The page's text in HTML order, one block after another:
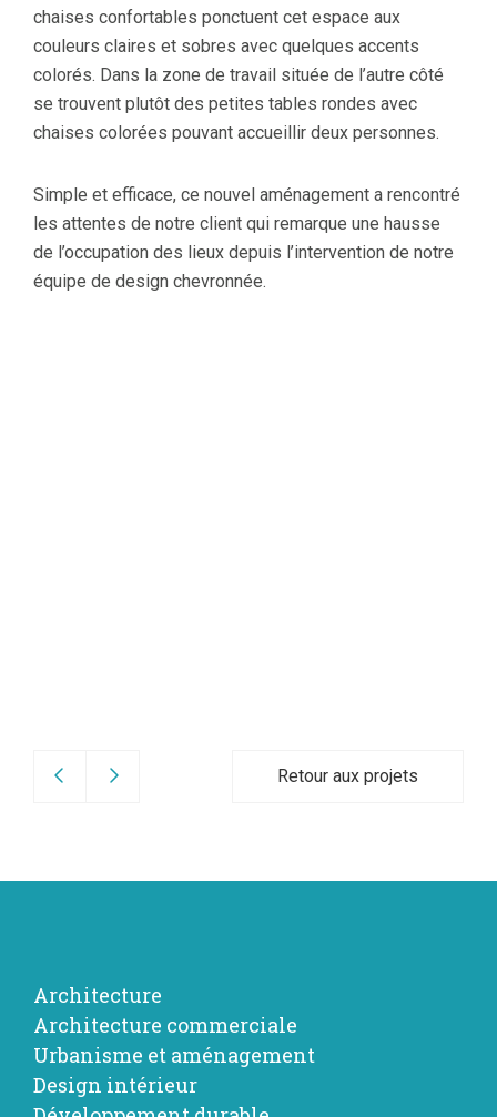
chaises confortables ponctuent cet espace aux
couleurs claires et sobres avec quelques accents
colorés. Dans la zone de travail située de l’autre côté
se trouvent plutôt des petites tables rondes avec
chaises colorées pouvant accueillir deux personnes.
Simple et efficace, ce nouvel aménagement a rencontré
les attentes de notre client qui remarque une hausse
de l’occupation des lieux depuis l’intervention de notre
équipe de design chevronnée.
Retour aux projets
Architecture
Architecture commerciale
Urbanisme et aménagement
Design intérieur